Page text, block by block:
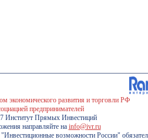
экономического развития и торговли РФ
предпринимателей
Институт Прямых Инвестиций
направляйте на info@ivr.ru
возможности России"